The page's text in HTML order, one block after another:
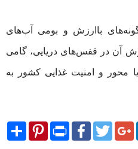
باارزش و بومی آب‌های
آن در قفس‌های دریایی، گامی
محور و امنیت غذایی کشور به
SharePinterest Print
FacebookTwitterGoogle+